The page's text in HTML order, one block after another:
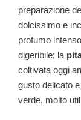
preparazione
dolcissimo e
profumo
digeribile; la
coltivata oggi
gusto delicato
verde, molto